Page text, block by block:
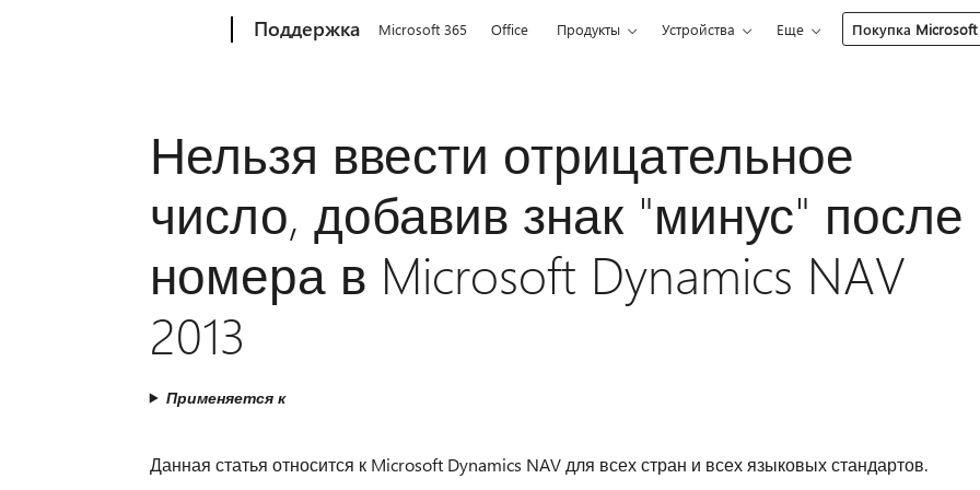
Поддержка Microsoft 365 Office Продукты Устройства Еще Покупка Microsoft
Нельзя ввести отрицательное
число, добавив знак "минус" после
номера в Microsoft Dynamics NAV
2013
Применяется к
Данная статья относится к Microsoft Dynamics NAV для всех стран и всех языковых стандартов.